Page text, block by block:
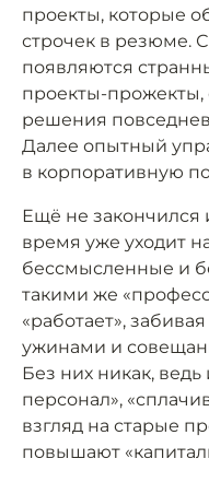
проекты, которые
строчек в резюме.
появляются
проекты-
решения
Далее опытный
в корпоративную
Ещё не закончился
время уже уходит
бессмысленные и
такими же
«работает»,
ужинами и
Без них никак,
персонал»,
взгляд на старые
повышают